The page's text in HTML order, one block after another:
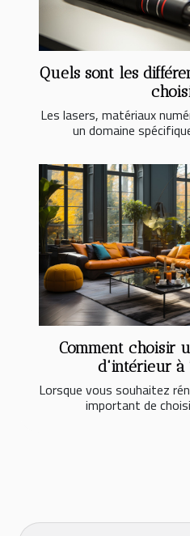
Quels sont les
Les lasers, matériaux
un domaine
Comment choisir
d'intérieur à
Lorsque vous souhaitez
important de